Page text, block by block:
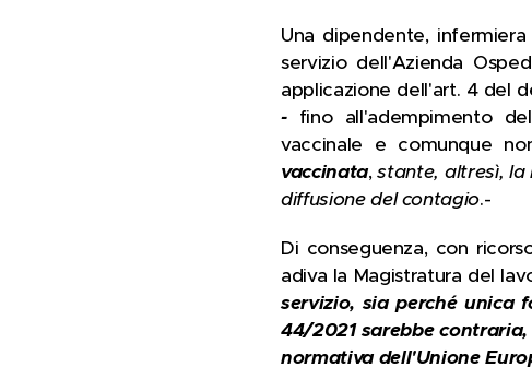
Una dipendente,
servizio dell'Azienda
applicazione dell'art. 4 del
- fino all'adempimento
vaccinale e comunque
vaccinata,stante, altresì, la
diffusione del contagio.-
Di conseguenza, con
adiva la Magistratura del
servizio, sia perché unica
44/2021 sarebbe
normativa dell'Unione